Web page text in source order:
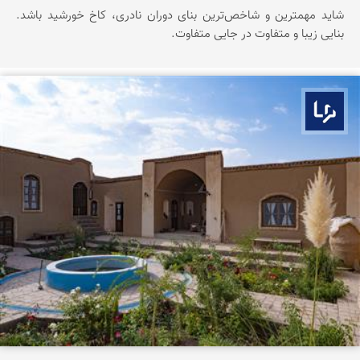
شاید مهمترین و شاخص‌ترین بنای دوران نادری، کاخ خورشید باشد.
بنایی زیبا و متفاوت در جایی متفاوت.
بوم ما